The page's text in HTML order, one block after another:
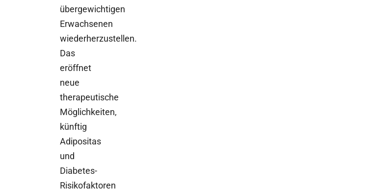
übergewichtigen
Erwachsenen
wiederherzustellen.
Das
eröffnet
neue
therapeutische
Möglichkeiten,
künftig
Adipositas
und
Diabetes-
Risikofaktoren